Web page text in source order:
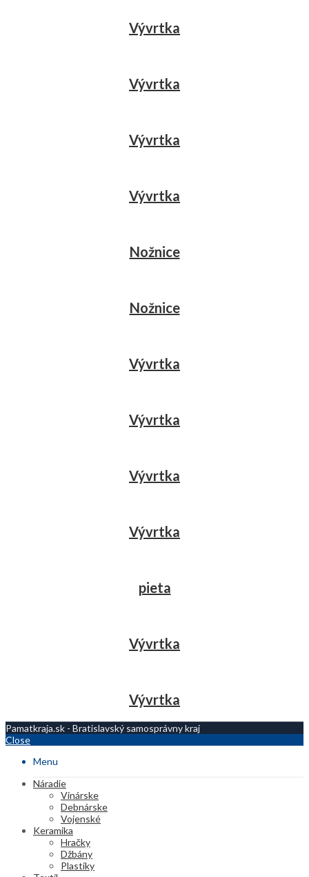
Vývrtka
Vývrtka
Vývrtka
Vývrtka
Nožnice
Nožnice
Vývrtka
Vývrtka
Vývrtka
Vývrtka
pieta
Vývrtka
Vývrtka
Pamatkraja.sk - Bratislavský samosprávny kraj
Close
Menu
Náradie
Vinárske
Debnárske
Vojenské
Keramika
Hračky
Džbány
Plastiky